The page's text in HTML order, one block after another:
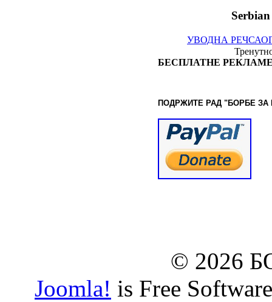
УВОДНА РЕЧ
БЕСПЛАТНЕ
ПОДРЖИТЕ РАД "БОРБЕ ЗА
© 2026
Joomla! is Free